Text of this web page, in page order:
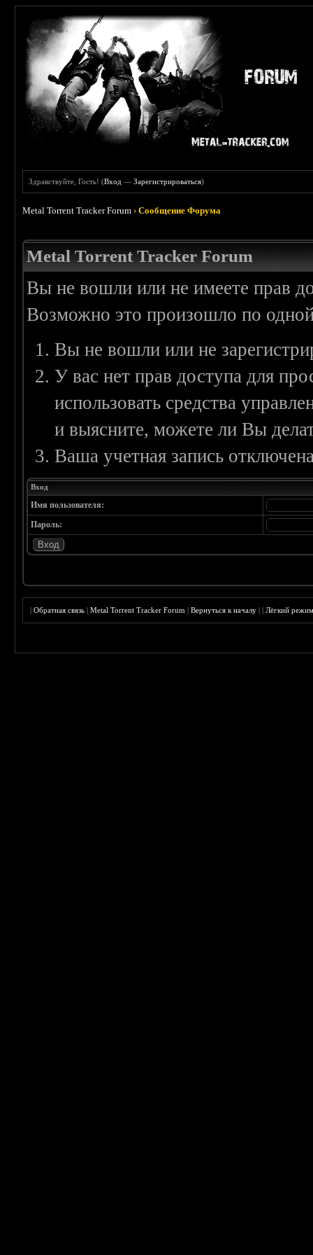
Здравствуйте, Гость! (Вход —Зарегистрироваться)
Metal Torrent Tracker Forum ›Сообщение Форума
Metal Torrent Tracker Forum
Вы не вошли или не имеете прав
Возможно это произошло по
Вы не вошли или не
У вас нет прав доступа для
использовать средства
и выясните, можете ли Вы
Ваша учетная запись
Вход
Имя пользователя:
Пароль:
|Обратная связь |Metal Torrent Tracker Forum |Вернуться к началу ||Лёгкий